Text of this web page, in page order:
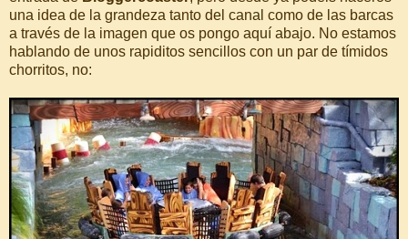
una idea de la grandeza tanto del canal como de las barcas
a través de la imagen que os pongo aquí abajo. No estamos
hablando de unos rapiditos sencillos con un par de tímidos
chorritos, no: